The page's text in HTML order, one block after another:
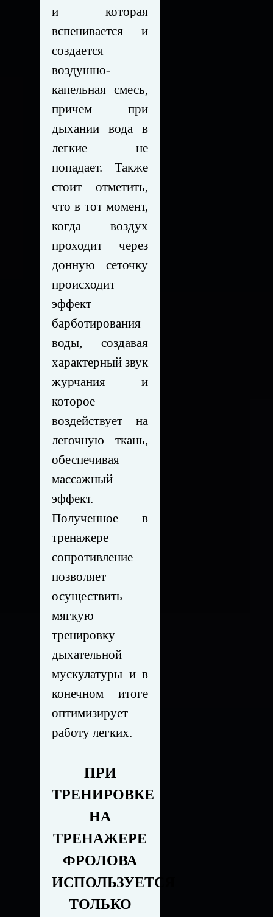
и которая
вспенивается и
создается
воздушно-
капельная смесь,
причем при
дыхании вода в
легкие не
попадает. Также
стоит отметить,
что в тот момент,
когда воздух
проходит через
донную сеточку
происходит
эффект
барботирования
воды, создавая
характерный звук
журчания и
которое
воздействует на
легочную ткань,
обеспечивая
массажный
эффект.
Полученное в
тренажере
сопротивление
позволяет
осуществить
мягкую
тренировку
дыхательной
мускулатуры и в
конечном итоге
оптимизирует
работу легких.
ПРИ
ТРЕНИРОВКЕ
НА
ТРЕНАЖЕРЕ
ФРОЛОВА
ИСПОЛЬЗУЕТСЯ
ТОЛЬКО